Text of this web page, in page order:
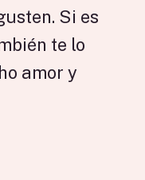
Si es
te lo
amor y